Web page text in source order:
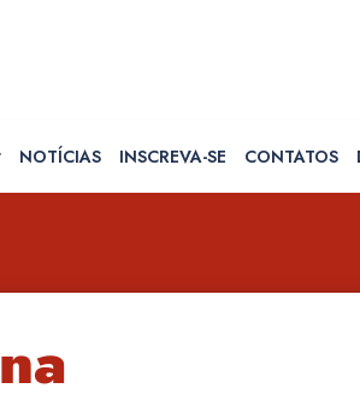
NOTÍCIAS INSCREVA-SE CONTATOS